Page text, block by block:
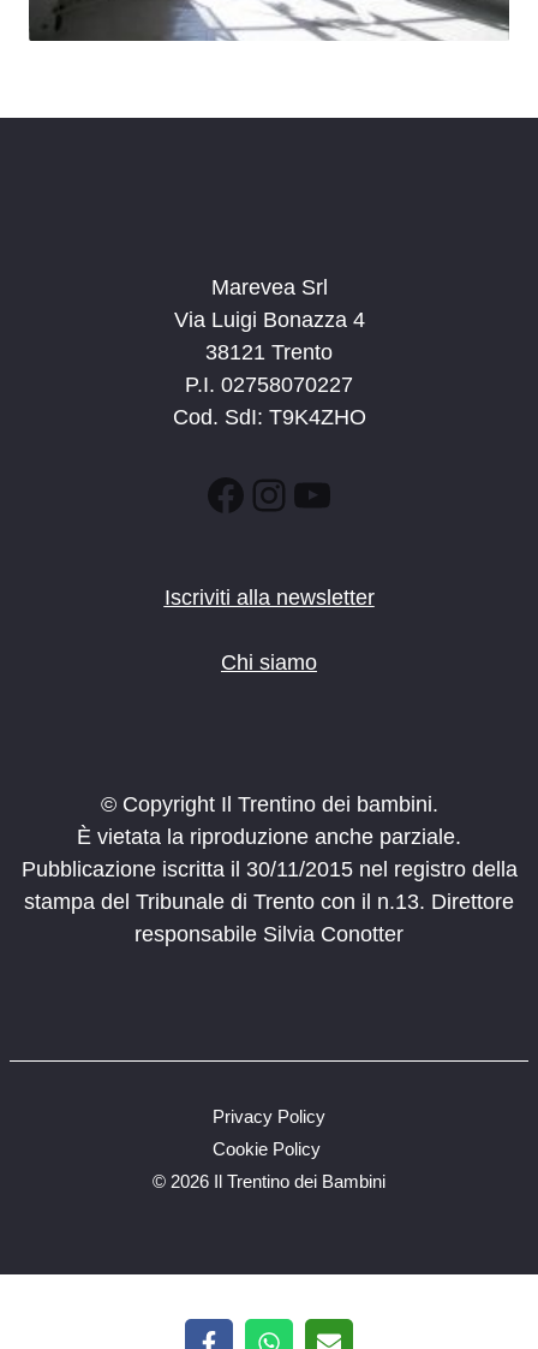
Marevea Srl
Via Luigi Bonazza 4
38121 Trento
P.I. 02758070227
Cod. SdI: T9K4ZHO
Facebook
Instagram
YouTube
Iscriviti alla newsletter
Chi siamo
© Copyright Il Trentino dei bambini.
È vietata la riproduzione anche parziale.
Pubblicazione iscritta il 30/11/2015 nel registro della
stampa del Tribunale di Trento con il n.13. Direttore
responsabile Silvia Conotter
© 2026 Il Trentino dei Bambini
Privacy Policy
Cookie Policy